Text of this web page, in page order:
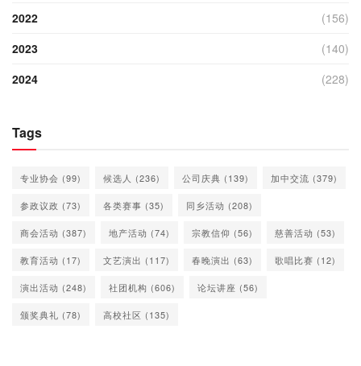
2022
(156)
2023
(140)
2024
(228)
Tags
专业协会 (99) 候选人 (236) 公司庆典 (139) 加中交流 (379)
参政议政 (73) 各类赛事 (35) 同乡活动 (208)
商会活动 (387) 地产活动 (74) 宗教信仰 (56) 慈善活动 (53)
教育活动 (17) 文艺演出 (117) 春晚演出 (63) 歌唱比赛 (12)
演出活动 (248) 社团机构 (606) 论坛讲座 (56)
颁奖典礼 (78) 高校社区 (135)